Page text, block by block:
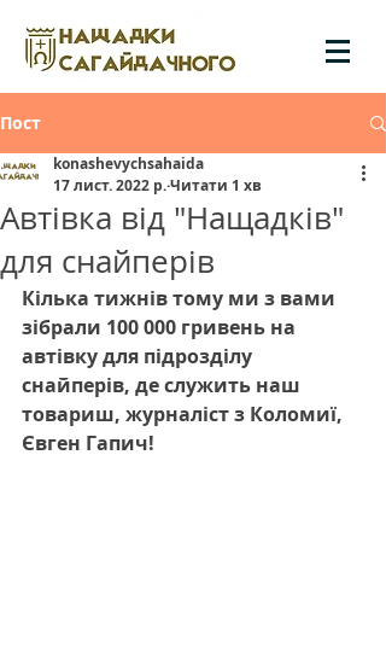
Пост
Автівка від "Нащадків"
для снайперів
konashevychsahaida
17 лист. 2022 р.Читати 1 хв
Кілька тижнів тому ми з вами
зібрали 100 000 гривень на
автівку для підрозділу
снайперів, де служить наш
товариш, журналіст з Коломиї,
Євген Гапич!